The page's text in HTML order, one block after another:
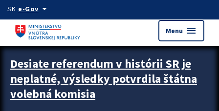
Preskocit na hlavný obsah
SK e-Govarrow_drop_down
Menu menu
Zastavit automatický posun upútavok
Desiate referendum v histórii SR je
neplatné, výsledky potvrdila štátna
volebná komisia